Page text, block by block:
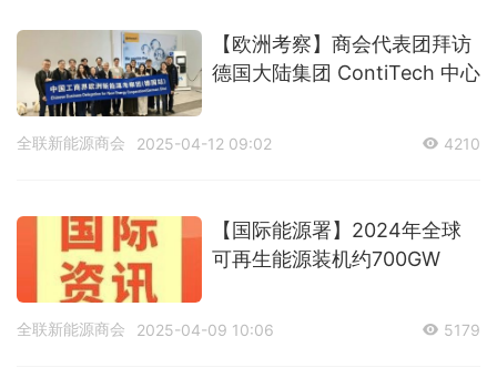
【欧洲考察】商会代表团拜访
德国大陆集团 ContiTech 中心
全联新能源商会 2025-04-12 09:02 4210
【国际能源署】2024年全球
可再生能源装机约700GW
全联新能源商会 2025-04-09 10:06 5179